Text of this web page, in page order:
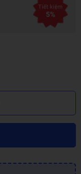
Tiết kiệm
5%